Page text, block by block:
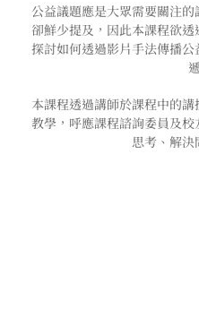
公益議題應是大眾需要關注
卻鮮少提及，因此本課程欲
探討如何透過影片手法傳播
本課程透過講師於課程中的
教學，呼應課程諮詢委員及
思考、解決